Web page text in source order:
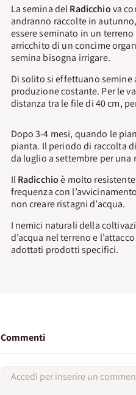
La semina delRadicchiova
andranno raccolte in
essere seminato in un
arricchito di un concime
semina bisogna irrigare.
Di solito si effettuano semine
produzione costante. Per le
distanza tra le file di 40 cm,
Dopo 3-4 mesi, quando le
pianta. Il periodo di raccolta
da luglio a settembre per una
IlRadicchioè molto
frequenza con
non creare ristagni d’acqua.
I nemici naturali della
d’acqua nel terreno e
adottati prodotti specifici.
Commenti